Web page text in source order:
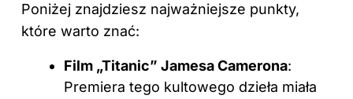
Poniżej znajdziesz najważniejsze punkty,
które warto znać:
Film „Titanic” Jamesa Camerona:
Premiera tego kultowego dzieła miała